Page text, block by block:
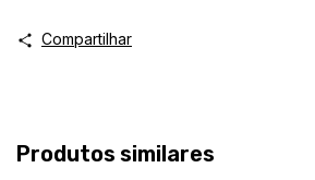
Compartilhar
Produtos similares